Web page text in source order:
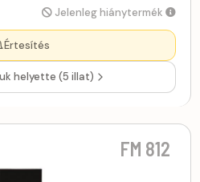
Jelenleg hiánytermék
Értesítés
helyette (5 illat)
FM 812